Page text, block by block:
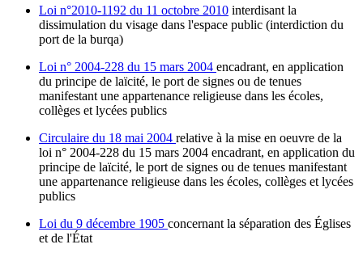
Loi n°2010-1192 du 11 octobre 2010 interdisant la
dissimulation du visage dans l'espace public (interdiction du
port de la burqa)
Loi n° 2004-228 du 15 mars 2004 encadrant, en application
du principe de laïcité, le port de signes ou de tenues
manifestant une appartenance religieuse dans les écoles,
collèges et lycées publics
Circulaire du 18 mai 2004 relative à la mise en oeuvre de la
loi n° 2004-228 du 15 mars 2004 encadrant, en application du
principe de laïcité, le port de signes ou de tenues manifestant
une appartenance religieuse dans les écoles, collèges et lycées
publics
Loi du 9 décembre 1905 concernant la séparation des Églises
et de l'État